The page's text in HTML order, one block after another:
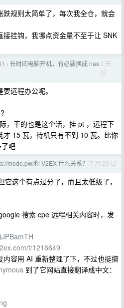
规则太简单了，每次我全仓，就会
挂钩，我哪点资金量不至于让 SNK
› 长时间电脑开机，有必要换成 nas3 天
前
远程办公呢。
，干的也是这个活，挂 pt ，远程下
15 瓦，待机只有不到 10 瓦。比你
吧
mode.pw/和 V2EX 什么关系？ 7 月 29 日
这个有点过分了，而且太低级了，
搜索 cpe 远程相关内容时，发
t/1216649
容用 AI 重新整理了下，不过也挺搞
到了它网站直接翻译成中文：